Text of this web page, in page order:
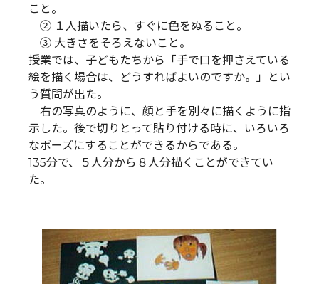
こと。
② １人描いたら、すぐに色をぬること。
③ 大きさをそろえないこと。
授業では、子どもたちから「手で口を押さえている
絵を描く場合は、どうすればよいのですか。」とい
う質問が出た。
右の写真のように、顔と手を別々に描くように指
示した。後で切りとって貼り付ける時に、いろいろ
なポーズにすることができるからである。
135分で、５人分から８人分描くことができてい
た。